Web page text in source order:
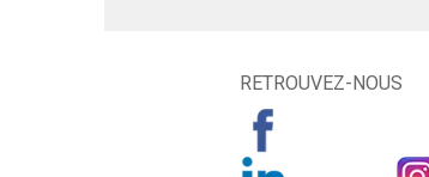
RETROUVEZ-NOUS